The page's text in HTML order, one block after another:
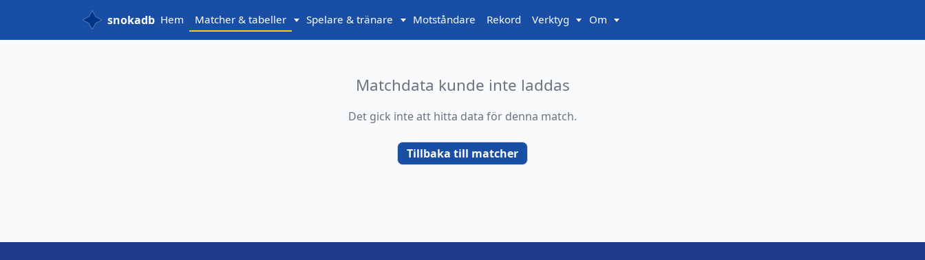
snokadb Hem Matcher & tabeller Spelare & tränare Motståndare Rekord Verktyg Om
Matchdata kunde inte laddas
Det gick inte att hitta data för denna match.
Tillbaka till matcher